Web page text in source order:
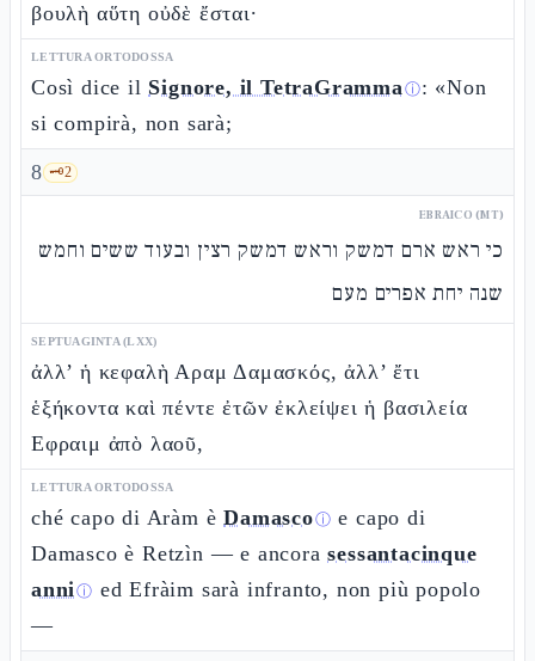
βουλὴ αὕτη οὐδὲ ἔσται·
LETTURA ORTODOSSA
Così dice il Signore, il TetraGrammaⓘ: «Non
si compirà, non sarà;
8 🗝️2
EBRAICO (MT)
כי ראש ארם דמשק וראש דמשק רצין ובעוד ששים וחמש
שנה יחת אפרים מעם
SEPTUAGINTA (LXX)
ἀλλ’ ἡ κεφαλὴ Αραμ Δαμασκός, ἀλλ’ ἔτι
ἑξήκοντα καὶ πέντε ἐτῶν ἐκλείψει ἡ βασιλεία
Εφραιμ ἀπὸ λαοῦ,
LETTURA ORTODOSSA
ché capo di Aràm èDamascoⓘ e capo di
Damasco è Retzìn — e ancorasessantacinque
anniⓘ ed Efràim sarà infranto, non più popolo
—